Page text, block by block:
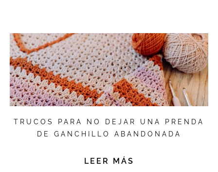
TRUCOS PARA NO DEJAR UNA PRENDA
DE GANCHILLO ABANDONADA
LEER MÁS